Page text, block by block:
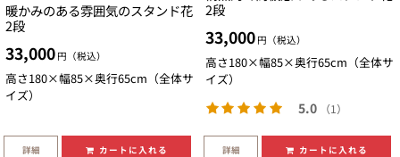
暖かみのある雰囲気のスタンド花
2段
33,000 円（税込）
高さ180×幅85×奥行65cm（全体サ
イズ）
詳細 カートに入れる
2段
33,000 円（税込）
高さ180×幅85×奥行65cm（全体サ
イズ）
5.0 （1）
詳細 カートに入れる